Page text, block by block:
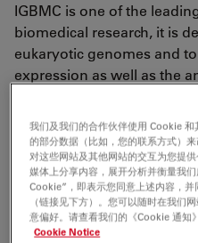
IGBMC is one of the
biomedical research, it is
eukaryotic genomes and
expression as well as the
studies of human
http://www.igbmc.fr/
Tags
我们及我们的合作伙伴使用 Cookie
的部分数据（比如，您的联系方式）
对这些网站及其他网站的交互为您提
媒体上分享内容，展开分析并衡量我
Cookie”，即表示您同意上述内容，
（链接见下方）。您可以随时在我们
意偏好。请查看我们的《Cookie 通知
Cookie Notice